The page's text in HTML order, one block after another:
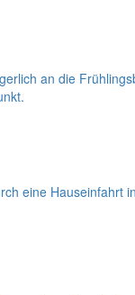
an die
eine Hauseinfahrt